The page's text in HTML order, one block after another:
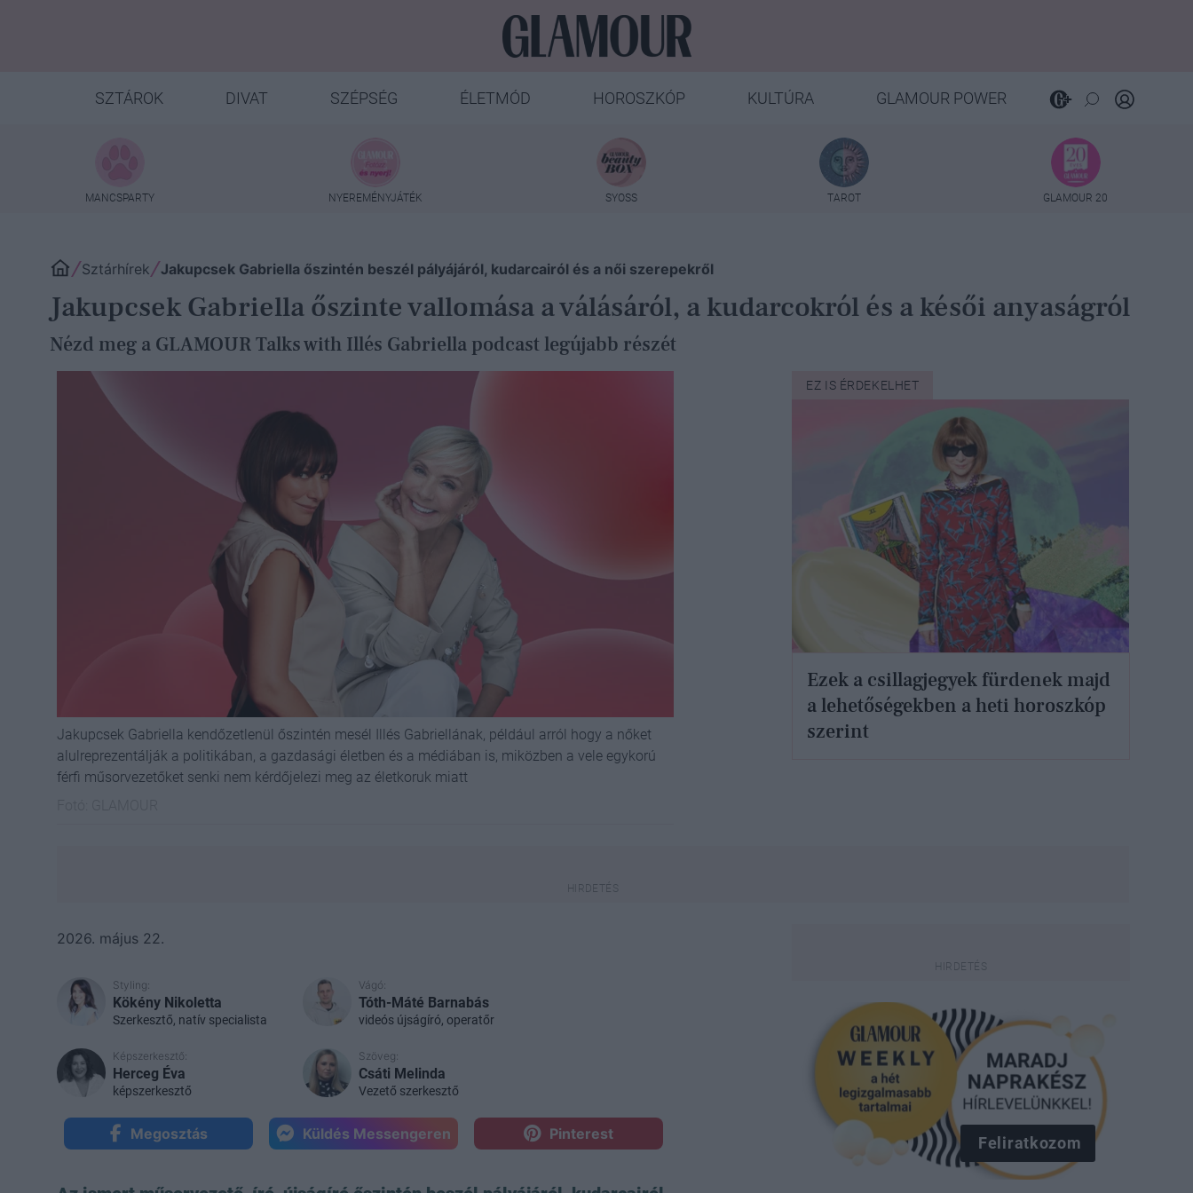
SZTÁROK DIVAT SZÉPSÉG ÉLETMÓD HOROSZKÓP KULTÚRA GLAMOUR POWER
MANCSPARTY NYEREMÉNYJÁTÉK SYOSS TAROT GLAMOUR 20
Sztárhírek Jakupcsek Gabriella őszintén beszél pályájáról, kudarcairól és a női szerepekről
Jakupcsek Gabriella őszinte vallomása a válásáról, a kudarcokról és a késői anyaságról
Nézd meg a GLAMOUR Talks with Illés Gabriella podcast legújabb részét
Jakupcsek Gabriella kendőzetlenül őszintén mesél Illés Gabriellának, például arról hogy a nőket
alulreprezentálják a politikában, a gazdasági életben és a médiában is, miközben a vele egykorú
férfi műsorvezetőket senki nem kérdőjelezi meg az életkoruk miatt
EZ IS ÉRDEKELHET
Ezek a csillagjegyek fürdenek majd
a lehetőségekben a heti horoszkóp
szerint
2026. május 22.
Styling:
Kökény Nikoletta
Szerkesztő, natív specialista
Vágó:
Tóth-Máté Barnabás
videós újságíró, operatőr
Képszerkesztő:
Herceg Éva
képszerkesztő
Szöveg:
Csáti Melinda
Vezető szerkesztő
Megosztás Küldés Messengeren Pinterest
Feliratkozom